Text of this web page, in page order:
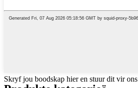
Skryf jou boodskap hier en stuur dit vir ons